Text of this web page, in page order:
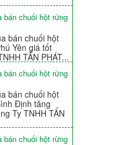
bán chuối hột rừng
bán chuối hột
Yên giá tốt
TẤN PHÁT...
bán chuối hột rừng
bán chuối hột
Định tăng
Ty TNHH TẤN
bán chuối hột rừng